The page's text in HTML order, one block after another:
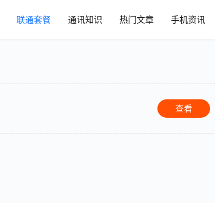
联通套餐 通讯知识 热门文章 手机资讯
查看